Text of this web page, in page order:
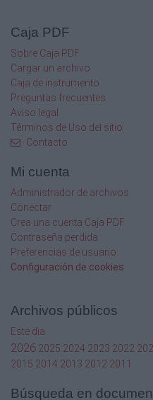
- Heridas y hematomas.
- Ulceras (internas y
- Quemaduras.
- Personas con
* Consultar con el
crónicas”.
.
- Los 2 primeros días
masaje puede
comunicaremos antes
No es recomendable
menos “2h”.
Personas diabéticas
masaje superficial).
de tiempo y
Caja PDF
Sobre Caja PDF
Cargar un archivo
Caja de instrumento
Preguntas frecuentes
Aviso legal
Términos de Uso del sitio
Contacto
Mi cuenta
Administrador de archivos
Conectar
Crea una cuenta Caja PDF
Contraseña perdida
Preferencias de usuario
Configuración de cookies
Archivos públicos
Este dia
2026 2025 2024 2023 2022
2015 2014 2013 2012 2011
Búsqueda en